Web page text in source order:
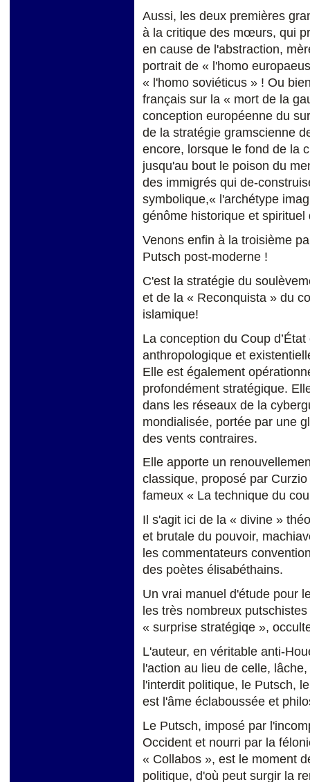
Aussi, les deux premières
à la critique des mœurs, qui
en cause de l'abstraction,
portrait de « l'homo
« l'homo soviéticus » ! Ou
français sur la « mort de la
conception européenne du
de la stratégie gramscienne
encore, lorsque le fond de la
jusqu'au bout le poison du
des immigrés qui de-
symbolique,« l'archétype
génôme historique et spirituel
Venons enfin à la troisième
Putsch post-moderne !
C'est la stratégie du
et de la « Reconquista » du
islamique!
La conception du Coup
anthropologique et
Elle est également
profondément stratégique.
dans les réseaux de la
mondialisée, portée par une
des vents contraires.
Elle apporte un
classique, proposé par
fameux « La technique du
Il s'agit ici de la « divine »
et brutale du pouvoir,
les commentateurs
des poètes élisabéthains.
Un vrai manuel d'étude pour
les très nombreux
« surprise stratégiqe »,
L'auteur, en véritable anti-
l'action au lieu de celle,
l'interdit politique, le Putsch,
est l'âme éclaboussée et
Le Putsch, imposé par
Occident et nourri par la
« Collabos », est le moment
politique, d'où peut surgir la